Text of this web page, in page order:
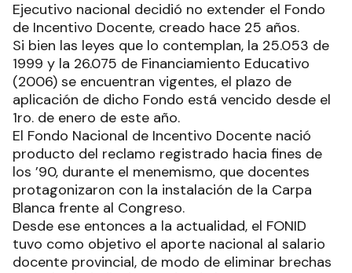
Ejecutivo nacional decidió no extender el Fondo
de Incentivo Docente, creado hace 25 años.
Si bien las leyes que lo contemplan, la 25.053 de
1999 y la 26.075 de Financiamiento Educativo
(2006) se encuentran vigentes, el plazo de
aplicación de dicho Fondo está vencido desde el
1ro. de enero de este año.
El Fondo Nacional de Incentivo Docente nació
producto del reclamo registrado hacia fines de
los ’90, durante el menemismo, que docentes
protagonizaron con la instalación de la Carpa
Blanca frente al Congreso.
Desde ese entonces a la actualidad, el FONID
tuvo como objetivo el aporte nacional al salario
docente provincial, de modo de eliminar brechas